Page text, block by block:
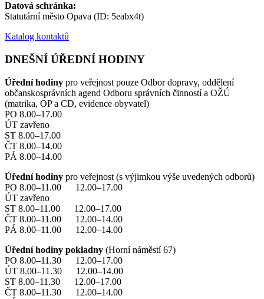
Datová schránka:
Statutární město Opava (ID: 5eabx4t)
Katalog kontaktů
DNEŠNÍ ÚŘEDNÍ HODINY
Úřední hodiny pro veřejnost pouze Odbor dopravy, oddělení
občanskosprávních agend Odboru správních činností a OŽÚ
(matrika, OP a CD, evidence obyvatel)
PO 8.00–17.00
ÚT zavřeno
ST 8.00–17.00
ČT 8.00–14.00
PÁ 8.00–14.00
Úřední hodiny pro veřejnost (s výjimkou výše uvedených odborů)
PO 8.00–11.00 12.00–17.00
ÚT zavřeno
ST 8.00–11.00 12.00–17.00
ČT 8.00–11.00 12.00–14.00
PÁ 8.00–11.00 12.00–14.00
Úřední hodiny pokladny (Horní náměstí 67)
PO 8.00–11.30 12.00–17.00
ÚT 8.00–11.30 12.00–14.00
ST 8.00–11.30 12.00–17.00
ČT 8.00–11.30 12.00–14.00